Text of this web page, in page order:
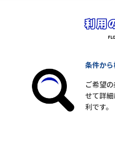
条件か
ご希望
せて詳
利です。